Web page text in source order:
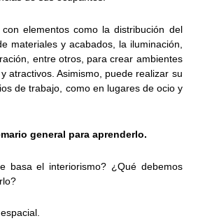
elementos como la distribución del
materiales y acabados, la iluminación,
entre otros, para crear ambientes
atractivos. Asimismo, puede realizar su
de trabajo, como en lugares de ocio y
general para aprenderlo.
basa el interiorismo? ¿Qué debemos